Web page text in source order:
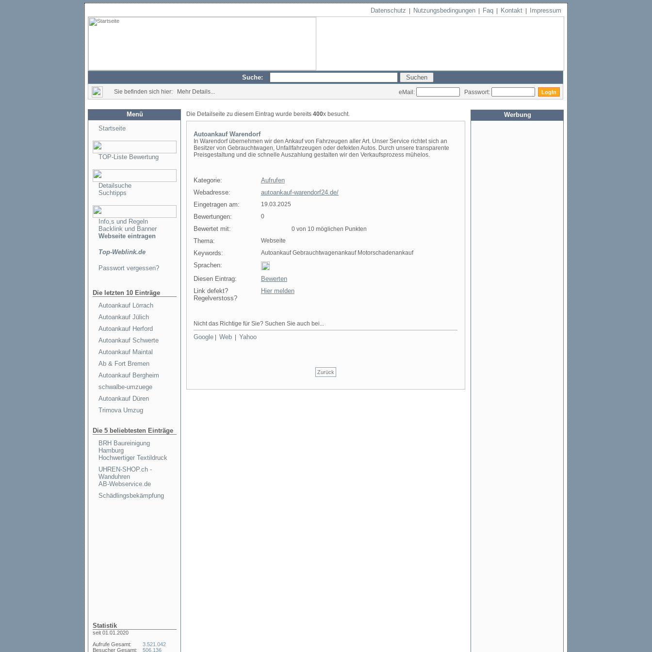
Datenschutz Nutzungsbedingungen Faq Kontakt Impressum
Suche:
Sie befinden sich hier: Mehr Details... eMail: Passwort:
Menü
Startseite
TOP-Liste Bewertung
Detailsuche
Suchtipps
Info,s und Regeln
Backlink und Banner
Webseite eintragen
Top-Weblink.de
Passwort vergessen?
Die letzten 10 Einträge
Autoankauf Lörrach
Autoankauf Jülich
Autoankauf Herford
Autoankauf Schwerte
Autoankauf Maintal
Ab & Fort Bremen
Autoankauf Bergheim
schwalbe-umzuege
Autoankauf Düren
Trimova Umzug
Die 5 beliebtesten Einträge
BRH Baureinigung
Hamburg
Hochwertiger Textildruck
UHREN-SHOP.ch -
Wanduhren
AB-Webservice.de
Schädlingsbekämpfung
Statistik
seit 01.01.2020
Aufrufe Gesamt:
Besucher Gesamt:
3.521.042
506.136
Die Detailseite zu diesem Eintrag wurde bereits 400x besucht.
Autoankauf Warendorf
In Warendorf übernehmen wir den Ankauf von Fahrzeugen aller Art. Unser Service richtet sich an
Besitzer von Gebrauchtwagen, Unfallfahrzeugen oder defekten Autos. Durch unsere transparente
Preisgestaltung und die schnelle Auszahlung gestalten wir den Verkaufsprozess mühelos.
Kategorie:
Aufrufen
Webadresse:
autoankauf-warendorf24.de/
Eingetragen am:
19.03.2025
Bewertungen: 0
Bewertet mit: 0 von 10 möglichen Punkten
Thema: Webseite
Keywords: Autoankauf Gebrauchtwagenankauf Motorschadenankauf
Sprachen:
Diesen Eintrag:
Bewerten
Link defekt?
Regelverstoss?
Hier melden
Nicht das Richtige für Sie? Suchen Sie auch bei...
Google Web Yahoo
Zurück
Werbung